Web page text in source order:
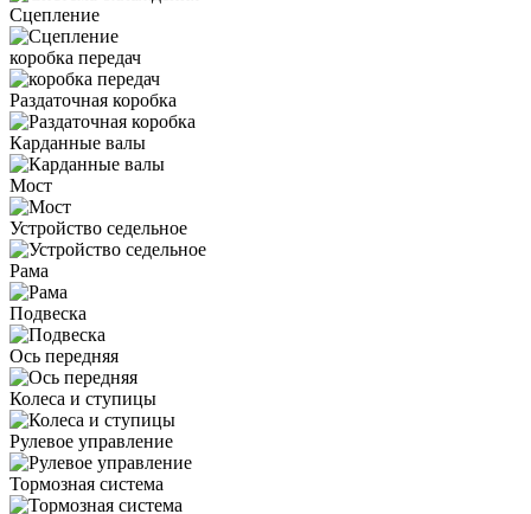
Сцепление
коробка передач
Раздаточная коробка
Карданные валы
Мост
Устройство седельное
Рама
Подвеска
Ось передняя
Колеса и ступицы
Рулевое управление
Тормозная система